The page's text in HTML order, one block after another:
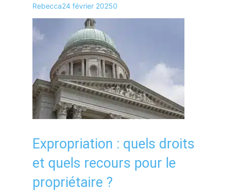
Rebecca24 février 20250
Expropriation : quels droits
et quels recours pour le
propriétaire ?